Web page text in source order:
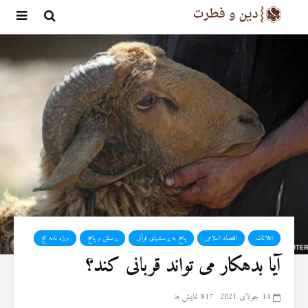
اعلانات اقتصاد اسلامی پاسخ به پرسشهای قرآنی پرسش و پاسخ ویژه نامه حج
آیا بدهکار می تواند قربانی کند؟
14 جولای 2021 817 نمایش ها